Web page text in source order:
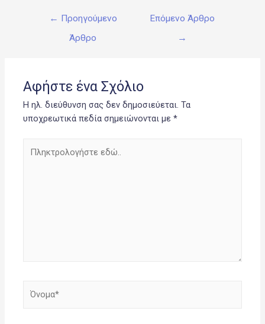
Πλοήγηση
← Προηγούμενο
Άρθρο
Επόμενο Άρθρο
→
Αφήστε ένα Σχόλιο
Η ηλ. διεύθυνση σας δεν δημοσιεύεται. Τα
υποχρεωτικά πεδία σημειώνονται με*
εδώ..